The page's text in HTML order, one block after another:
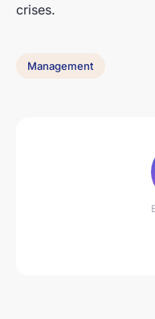
crises.
Management